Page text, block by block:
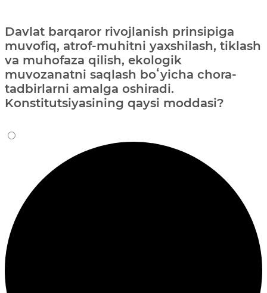
Davlat barqaror rivojlanish prinsipiga
muvofiq, atrof-muhitni yaxshilash, tiklash
va muhofaza qilish, ekologik
muvozanatni saqlash boʻyicha chora-
tadbirlarni amalga oshiradi.
Konstitutsiyasining qaysi moddasi?